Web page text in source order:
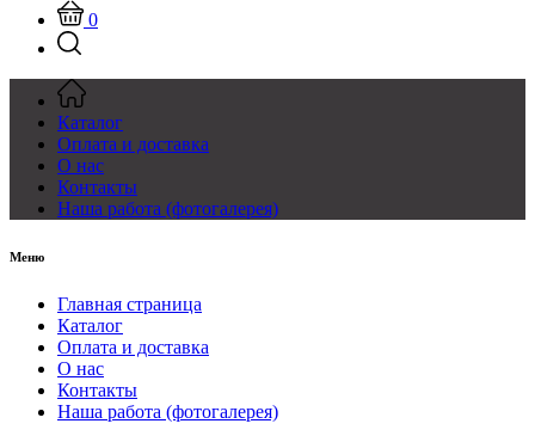
0
Каталог
Оплата и доставка
О нас
Контакты
Наша работа (фотогалерея)
Меню
Главная страница
Каталог
Оплата и доставка
О нас
Контакты
Наша работа (фотогалерея)